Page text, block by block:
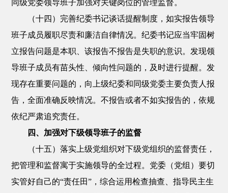
同级党委领导班子加强对关键岗位的管理监督。
（十四）完善纪委书记谈话提醒制度，如实报告领导
班子成员履职尽责和廉洁自律情况。纪委书记应当牢固树
立报告问题是本职、该报告不报告是失职的意识。发现领
导班子成员有苗头性、倾向性问题的，及时进行提醒。发
现存在重要问题的，向上级纪委和同级党委主要负责人报
告，全面准确反映情况。不报告或者不如实报告的，依规
依纪严肃追究责任。
四、加强对下级领导班子的监督
（十五）落实上级党组织对下级党组织的监督责任，
把管理和监督寓于实施领导的全过程。党委（党组）要切
实管好自己的“责任田”，综合运用检查抽查、指导民主生